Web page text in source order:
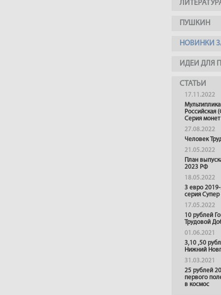
ПУШКИН
НОВИНКИ
ИДЕИ ДЛЯ
СТАТЬИ
17.11.2022
Российская
Серия монет
27.08.2022
Человек
21.05.2022
План
2023 РФ
18.05.2022
3 евро
серия
17.05.2022
10 рублей
Трудовой
01.06.2021
3,10 ,50
Нижний
31.03.2021
25 рублей
первого
в космос